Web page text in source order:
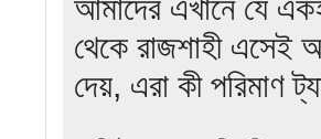
আমাদের এখানে যে
থেকে রাজশাহী এসেই
দেয়, এরা কী পরিমাণ